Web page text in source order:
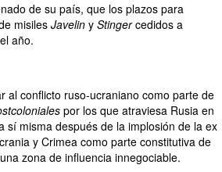
de su país, que los plazos para
misiles Javelin y Stingercedidos a
año.
al conflicto ruso-ucraniano como parte de
por los que atraviesa Rusia en
sí misma después de la implosión de la ex
y Crimea como parte constitutiva de
zona de influencia innegociable.